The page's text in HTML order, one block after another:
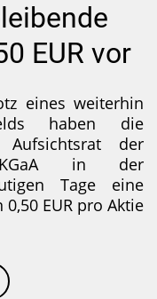
EUR vor
eines weiterhin
haben die
Aufsichtsrat der
KGaA in der
Tage eine
EUR pro Aktie